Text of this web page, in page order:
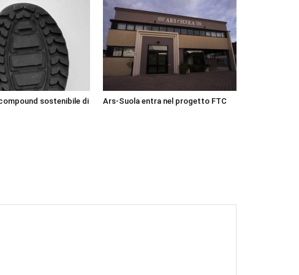
sostenibile di Ars-Suola entra nel progetto FTC